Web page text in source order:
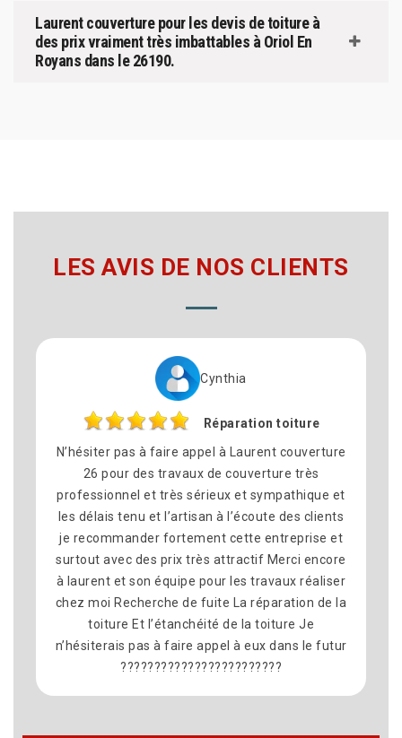
Laurent couverture pour les devis de toiture à
des prix vraiment très imbattables à Oriol En
Royans dans le 26190.
LES AVIS DE NOS CLIENTS
Cynthia
Réparation toiture
N’hésiter pas à faire appel à Laurent couverture
26 pour des travaux de couverture très
professionnel et très sérieux et sympathique et
les délais tenu et l’artisan à l’écoute des clients
je recommander fortement cette entreprise et
surtout avec des prix très attractif Merci encore
à laurent et son équipe pour les travaux réaliser
chez moi Recherche de fuite La réparation de la
toiture Et l’étanchéité de la toiture Je
n’hésiterais pas à faire appel à eux dans le futur
????????????????????????